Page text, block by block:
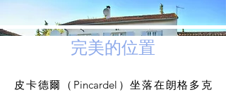
完美的位置
皮卡德爾（Pincardel）坐落在朗格多克